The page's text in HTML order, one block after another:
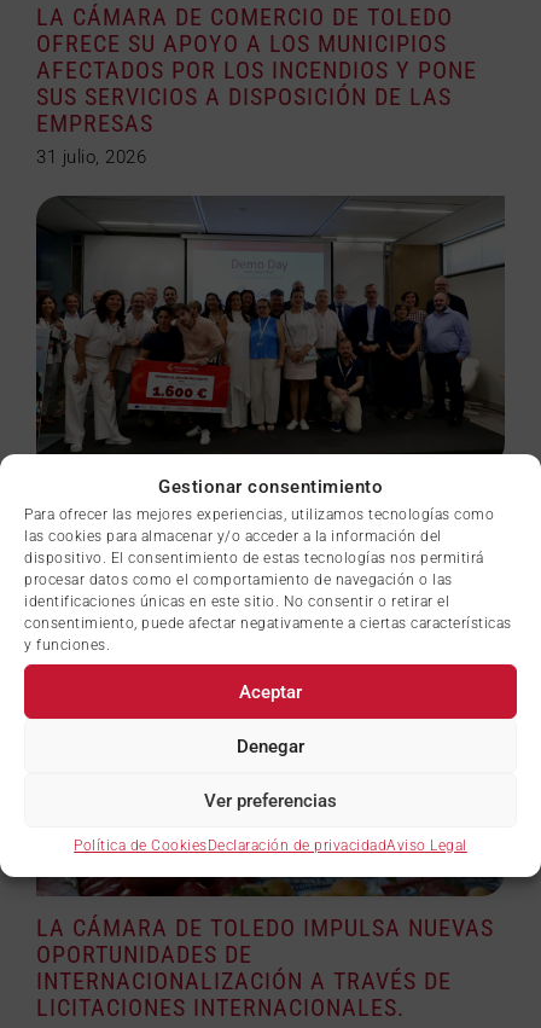
Gestionar consentimiento
Para ofrecer las mejores experiencias, utilizamos tecnologías como
las cookies para almacenar y/o acceder a la información del
dispositivo. El consentimiento de estas tecnologías nos permitirá
procesar datos como el comportamiento de navegación o las
identificaciones únicas en este sitio. No consentir o retirar el
consentimiento, puede afectar negativamente a ciertas características
y funciones.
Aceptar
Denegar
Ver preferencias
Política de CookiesDeclaración de privacidadAviso Legal
LA CÁMARA DE COMERCIO DE TOLEDO
OFRECE SU APOYO A LOS MUNICIPIOS
AFECTADOS POR LOS INCENDIOS Y PONE
SUS SERVICIOS A DISPOSICIÓN DE LAS
EMPRESAS
31 julio, 2026
LA CÁMARA DE COMERCIO DE TOLEDO
PREMIA A RUTAS X TOLEDO EN EL PRIMER
DEMO DAY DE IMPULSA STARTUP
23 julio, 2026
LA CÁMARA DE TOLEDO IMPULSA NUEVAS
OPORTUNIDADES DE
INTERNACIONALIZACIÓN A TRAVÉS DE
LICITACIONES INTERNACIONALES.